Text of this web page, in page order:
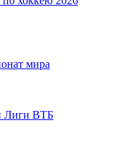
мира
Лиги ВТБ